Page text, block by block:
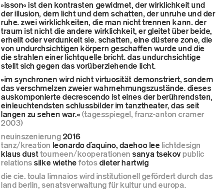
»isson« ist den kontrasten gewidmet, der wirklichkeit und
der illusion, dem licht und dem schatten, der unruhe und der
ruhe. zwei wirklichkeiten, die man nicht trennen kann. der
traum ist nicht die andere wirklichkeit, er gleitet über beide,
erhellt oder verdunkelt sie. schatten, eine düstere zone, die
von undurchsichtigen körpern geschaffen wurde und die
die strahlen einer lichtquelle bricht. das undurchsichtige
stellt sich gegen das vorüberziehende licht.
»im synchronen wird nicht virtuosität demonstriert, sondern
das verschmelzen zweier wahrnehmungszustände. dieses
auskomponierte decrescendo ist eines der berührendsten,
einleuchtendsten schlussbilder im tanztheater, das seit
langen zu sehen war.« (tagesspiegel, franz-anton cramer
2003)
neuinszenierung 2016
tanz/kreation leonardo d´aquino, daehoo lee lichtdesign
klaus dust tourneen/kooperationen sanya tsekovpublic
relations silke wiethefotos dieter hartwig
die cie. toula limnaios wird institutionell gefördert durch das
land berlin, senatsverwaltung für kultur und europa.